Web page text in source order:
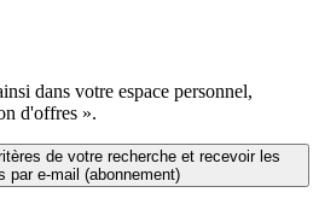
dans votre espace personnel,
d'offres ».
de votre recherche et recevoir les
par e-mail (abonnement)